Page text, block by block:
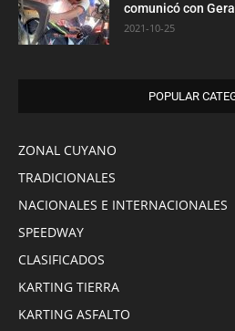
comunicó con
2021-10-25
POPULAR
ZONAL CUYANO
TRADICIONALES
NACIONALES E INTERNACIONALES
SPEEDWAY
CLASIFICADOS
KARTING TIERRA
KARTING ASFALTO